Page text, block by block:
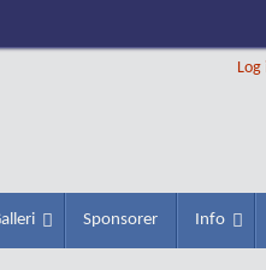
Log
Sponsorer Info